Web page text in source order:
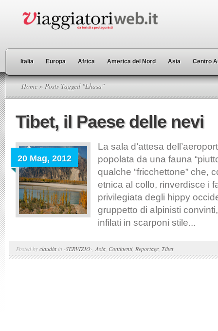
Italia Europa Africa America del Nord Asia Centro
Home » Posts Tagged "Lhasa"
Tibet, il Paese delle nevi
20 Mag, 2012
La sala d’attesa
popolata da una fauna
qualche “fricchettone” che,
etnica al collo, rinverdisce i
privilegiata degli hippy
gruppetto di alpinisti
infilati in scarponi stile...
Posted byclaudia in -SERVIZIO- Asia Continenti, Reportage Tibet